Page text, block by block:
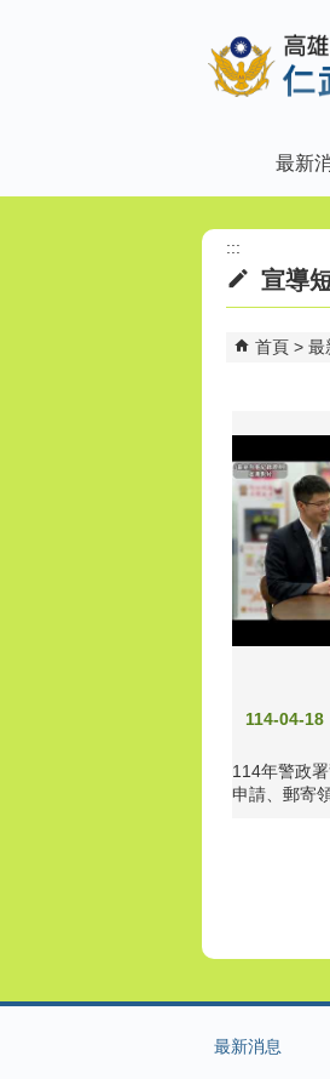
最新
:::
宣導
首頁 最
114-04-18
114年警政
申請、郵寄
最新消息